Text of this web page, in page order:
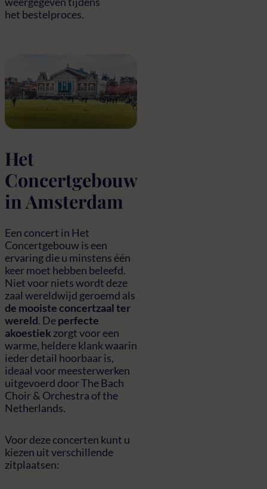
het bestelproces.
Het
Concertgebouw
in Amsterdam
Een concert in Het
Concertgebouw is een
ervaring die u minstens één
keer moet hebben beleefd.
Niet voor niets wordt deze
zaal wereldwijd geroemd als
de mooiste concertzaal ter
wereld. Deperfecte
akoestiek zorgt voor een
warme, heldere klank waarin
ieder detail hoorbaar is,
ideaal voor meesterwerken
uitgevoerd door The Bach
Choir & Orchestra of the
Netherlands.
Voor deze concerten kunt u
kiezen uit verschillende
zitplaatsen: